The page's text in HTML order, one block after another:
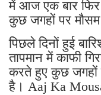
में आज एक बार फिर
कुछ जगहों पर
पिछले दिनों हुई
तापमान में काफी
करते हुए कुछ जगहों
है। Aaj Ka